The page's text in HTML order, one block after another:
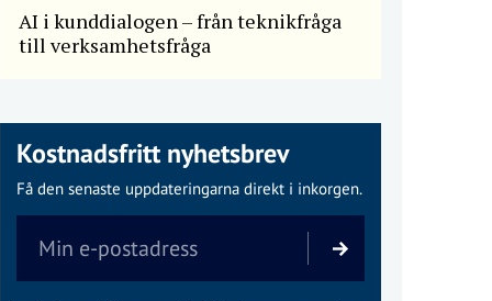
AI i kunddialogen – från teknikfråga
till verksamhetsfråga
Kostnadsfritt nyhetsbrev
Få den senaste uppdateringarna direkt i inkorgen.